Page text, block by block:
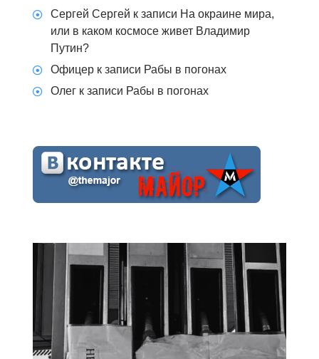
Сергей Сергей к записи На окраине мира,
или в каком космосе живет Владимир
Путин?
Офицер к записи Рабы в погонах
Олег к записи Рабы в погонах